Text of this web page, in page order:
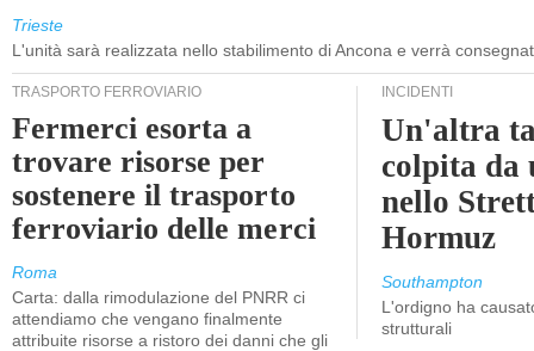
Trieste
L'unità sarà realizzata nello stabilimento di Ancona e verrà
TRASPORTO FERROVIARIO
Fermerci esorta a
trovare risorse per
sostenere il trasporto
ferroviario delle merci
Roma
Carta: dalla rimodulazione del PNRR ci
attendiamo che vengano finalmente
attribuite risorse a ristoro dei danni che gli
INCIDENTI
Un'altra
colpita da
nello
Hormuz
Southampton
L'ordigno ha
strutturali